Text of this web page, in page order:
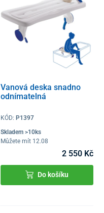
Vanová deska snadno
odnímatelná
KÓD:P1397
Skladem >10ks
Můžete mít 12.08
2 550 Kč
Do košíku